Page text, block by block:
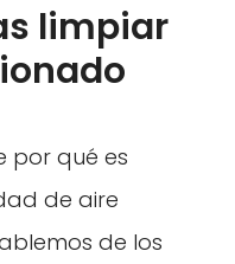
limpiar
por qué es
de aire
de los